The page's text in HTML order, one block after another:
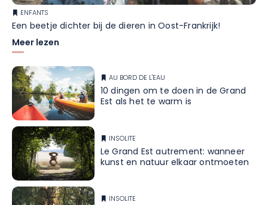
ENFANTS
Een beetje dichter bij de dieren in Oost-Frankrijk!
Meer lezen
AU BORD DE L'EAU
10 dingen om te doen in de Grand
Est als het te warm is
INSOLITE
Le Grand Est autrement: wanneer
kunst en natuur elkaar ontmoeten
INSOLITE